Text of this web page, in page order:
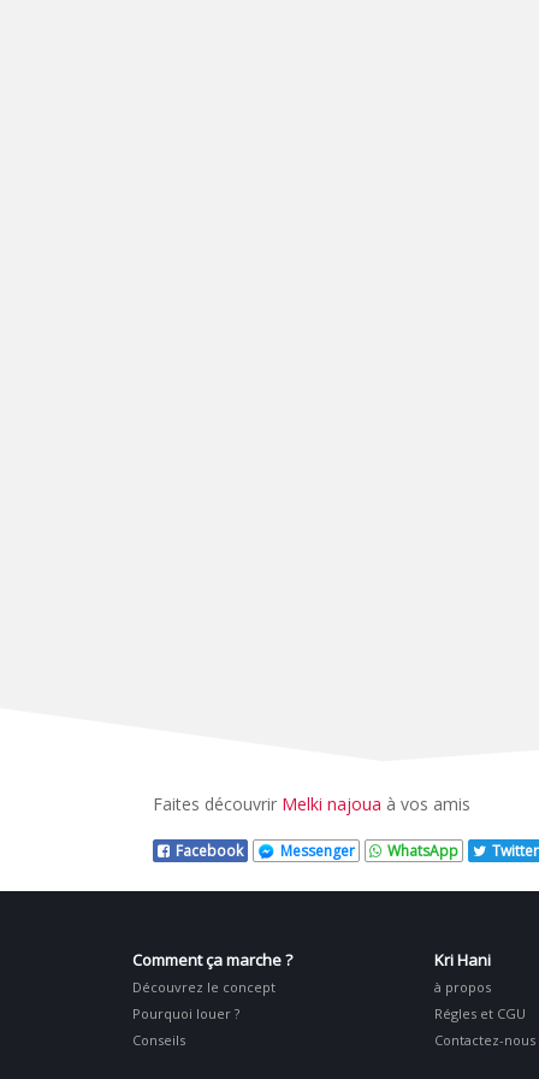
Faites découvrir Melki najoua à vos amis
Facebook Messenger WhatsApp Twitter
Comment ça marche ?
Découvrez le concept
Pourquoi louer ?
Conseils
Kri Hani
à propos
Régles et CGU
Contactez-nous